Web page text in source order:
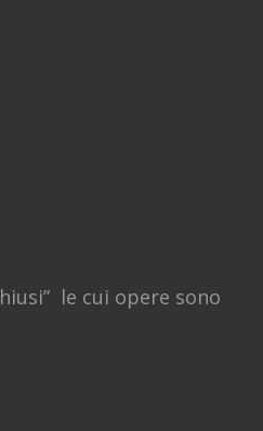
le cui opere sono